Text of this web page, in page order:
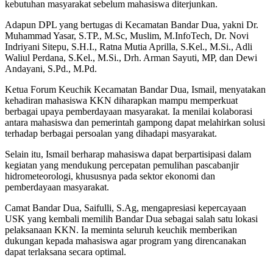
kebutuhan masyarakat sebelum mahasiswa diterjunkan.
Adapun DPL yang bertugas di Kecamatan Bandar Dua, yakni Dr.
Muhammad Yasar, S.TP., M.Sc, Muslim, M.InfoTech, Dr. Novi
Indriyani Sitepu, S.H.I., Ratna Mutia Aprilla, S.Kel., M.Si., Adli
Waliul Perdana, S.Kel., M.Si., Drh. Arman Sayuti, MP, dan Dewi
Andayani, S.Pd., M.Pd.
Ketua Forum Keuchik Kecamatan Bandar Dua, Ismail, menyatakan
kehadiran mahasiswa KKN diharapkan mampu memperkuat
berbagai upaya pemberdayaan masyarakat. Ia menilai kolaborasi
antara mahasiswa dan pemerintah gampong dapat melahirkan solusi
terhadap berbagai persoalan yang dihadapi masyarakat.
Selain itu, Ismail berharap mahasiswa dapat berpartisipasi dalam
kegiatan yang mendukung percepatan pemulihan pascabanjir
hidrometeorologi, khususnya pada sektor ekonomi dan
pemberdayaan masyarakat.
Camat Bandar Dua, Saifulli, S.Ag, mengapresiasi kepercayaan
USK yang kembali memilih Bandar Dua sebagai salah satu lokasi
pelaksanaan KKN. Ia meminta seluruh keuchik memberikan
dukungan kepada mahasiswa agar program yang direncanakan
dapat terlaksana secara optimal.